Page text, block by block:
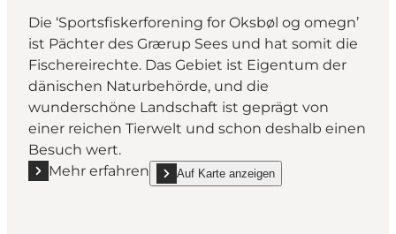
Die ‘Sportsfiskerforening for Oksbøl og omegn’
ist Pächter des Grærup Sees und hat somit die
Fischereirechte. Das Gebiet ist Eigentum der
dänischen Naturbehörde, und die
wunderschöne Landschaft ist geprägt von
einer reichen Tierwelt und schon deshalb einen
Besuch wert.
Mehr erfahren
Mehr erfahren "Grærup Angelsee"
Auf Karte anzeigen
show Grærup Angelsee on_map